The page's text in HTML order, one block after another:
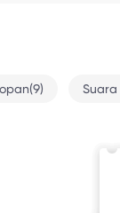
Suara